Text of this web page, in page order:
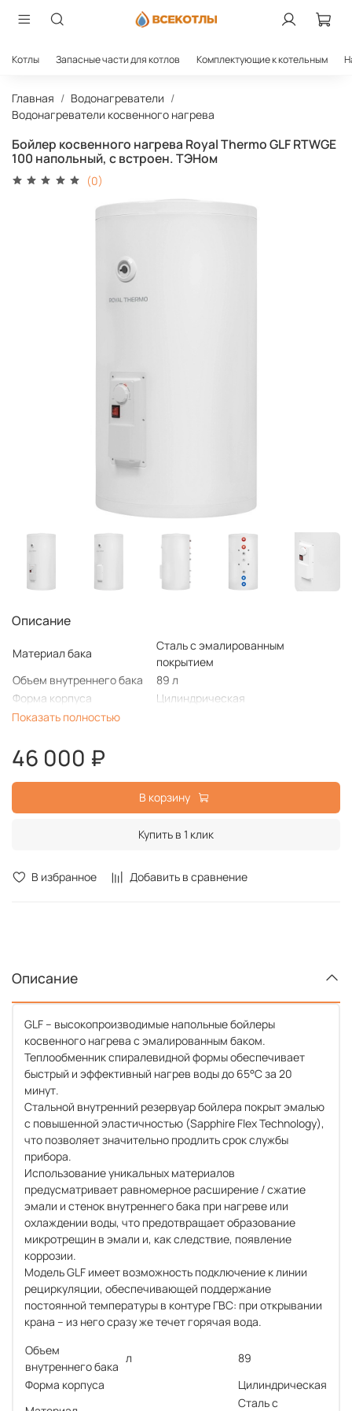
Котлы Запасные части для котлов Комплектующие к котельным
Главная
Водонагреватели
Водонагреватели косвенного нагрева
Бойлер косвенного нагрева Royal Thermo GLF RTWGE
100 напольный, с встроен. ТЭНом
(0)
В избранное Добавить в сравнение
Описание
Материал бака
Сталь с эмалированным
покрытием
Объем внутреннего бака
89 л
Форма корпуса
Цилиндрическая
Материал
Цвет корпуса
Серия
Материал корпуса
Сталь
8 лет
Показать полностью
46 000 ₽
В корзину
Купить в 1 клик
Описание
GLF – высокопроизводимые напольные бойлеры
косвенного нагрева с эмалированным баком.
Теплообменник спиралевидной формы обеспечивает
быстрый и эффективный нагрев воды до 65°С за 20
минут.
Стальной внутренний резервуар бойлера покрыт эмалью
с повышенной эластичностью (Sapphire Flex Technology),
что позволяет значительно продлить срок службы
прибора.
Использование уникальных материалов
предусматривает равномерное расширение / сжатие
эмали и стенок внутреннего бака при нагреве или
охлаждении воды, что предотвращает образование
микротрещин в эмали и, как следствие, появление
коррозии.
Модель GLF имеет возможность подключение к линии
рециркуляции, обеспечивающей поддержание
постоянной температуры в контуре ГВС: при открывании
крана – из него сразу же течет горячая вода.
Объем
внутреннего бака
л
89
Форма корпуса
Цилиндрическая
Сталь с